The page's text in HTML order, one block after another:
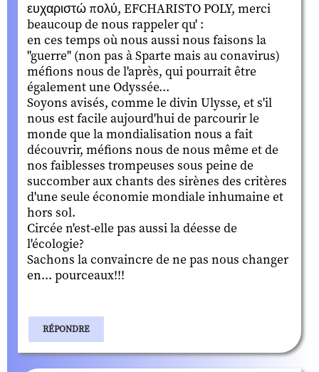
ευχαριστώ πολύ, EFCHARISTO POLY, merci
beaucoup de nous rappeler qu' :
en ces temps où nous aussi nous faisons la
"guerre" (non pas à Sparte mais au conavirus)
méfions nous de l'après, qui pourrait être
également une Odyssée...
Soyons avisés, comme le divin Ulysse, et s'il
nous est facile aujourd'hui de parcourir le
monde que la mondialisation nous a fait
découvrir, méfions nous de nous même et de
nos faiblesses trompeuses sous peine de
succomber aux chants des sirènes des critères
d'une seule économie mondiale inhumaine et
hors sol.
Circée n'est-elle pas aussi la déesse de
l'écologie?
Sachons la convaincre de ne pas nous changer
en... pourceaux!!!
RÉPONDRE